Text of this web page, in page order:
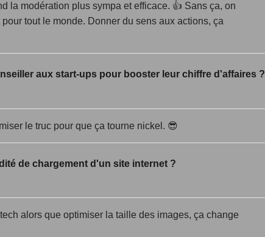
la modération plus sympa et efficace. 👍 Sans ça, on
tout le monde. Donner du sens aux actions, ça
aux start-ups pour booster leur chiffre d'affaires ?
le truc pour que ça tourne nickel. 😎
de chargement d'un site internet ?
alors que optimiser la taille des images, ça change